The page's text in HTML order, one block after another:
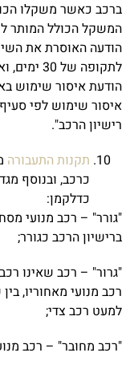
ברכב כאשר משקלו
המשקל הכולל המותר
הודעה האוסרת את
לתקופה
הודעת איסור שימוש
רישיון הרכב".
תקנות התעבורה
כרכב, ובנוסף
כדלקמן:
"גורר" – רכב מנועי
ברישיון הרכב כגורר;
"גרור" – רכב שאינו
רכב מנועי מאחוריו,
למעט רכב צדי;
"רכב מחובר" – רכב